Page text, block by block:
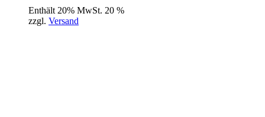
Enthält 20% MwSt. 20 %
zzgl. Versand